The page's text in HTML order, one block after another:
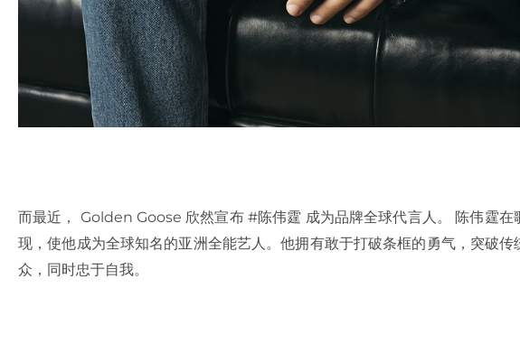
而最近， Golden Goose 欣然宣布 #陈伟霆 成为品牌全球代言人。 陈伟霆在
现，使他成为全球知名的亚洲全能艺人。他拥有敢于打破条框的勇气，突破
众，同时忠于自我。